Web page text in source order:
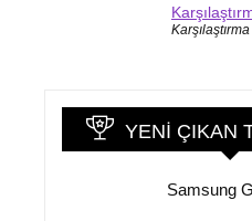
Karşılaştırma
YENI ÇIKAN
Samsung